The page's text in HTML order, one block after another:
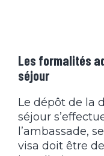
Les formalités
séjour
Le dépôt de la
séjour
l’ambassade,
visa doit être